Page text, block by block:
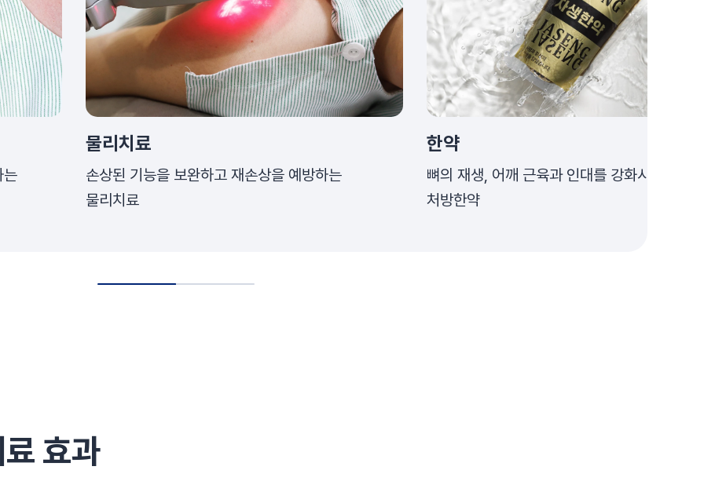
는
물리치료
손상된 기능을 보완하고 재손상을 예방하는
물리치료
한약
뼈의 재생, 어깨 근육과 인대를 강화시키는
처방한약
효과